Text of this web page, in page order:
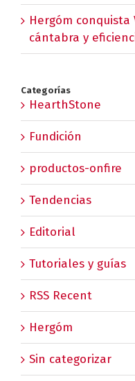
Hergóm conquista
cántabra y
Categorías
HearthStone
Fundición
productos-onfire
Tendencias
Editorial
Tutoriales y guías
RSS Recent
Hergóm
Sin categorizar